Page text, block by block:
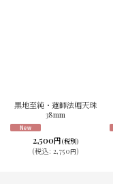
黒地至純・蓮師法帽天珠
38mm
2,500円 (税別)
(税込: 2,750円)